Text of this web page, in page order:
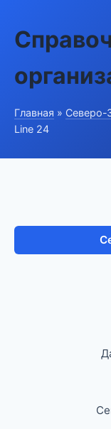
Главная » Северо-
Line 24